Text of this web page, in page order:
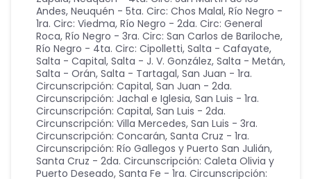
Andes, Neuquén - 5ta. Circ: Chos Malal, Río Negro -
1ra. Circ: Viedma, Río Negro - 2da. Circ: General
Roca, Río Negro - 3ra. Circ: San Carlos de Bariloche,
Río Negro - 4ta. Circ: Cipolletti, Salta - Cafayate,
Salta - Capital, Salta - J. V. González, Salta - Metán,
Salta - Orán, Salta - Tartagal, San Juan - 1ra.
Circunscripción: Capital, San Juan - 2da.
Circunscripción: Jachal e Iglesia, San Luis - 1ra.
Circunscripción: Capital, San Luis - 2da.
Circunscripción: Villa Mercedes, San Luis - 3ra.
Circunscripción: Concarán, Santa Cruz - 1ra.
Circunscripción: Río Gallegos y Puerto San Julián,
Santa Cruz - 2da. Circunscripción: Caleta Olivia y
Puerto Deseado, Santa Fe - 1ra. Circunscripción: